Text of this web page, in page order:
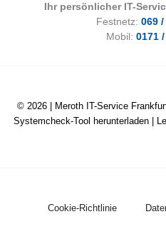
Ihr persönlicher IT-
Festnetz: 069 /
Mobil: 0171
© 2026 | Meroth IT-Service
Systemcheck-Tool herunterladen
Cookie-Richtlinie